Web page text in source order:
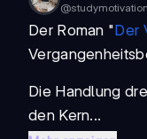
@
Der Roman "Der
Die Handlung
den Kern...